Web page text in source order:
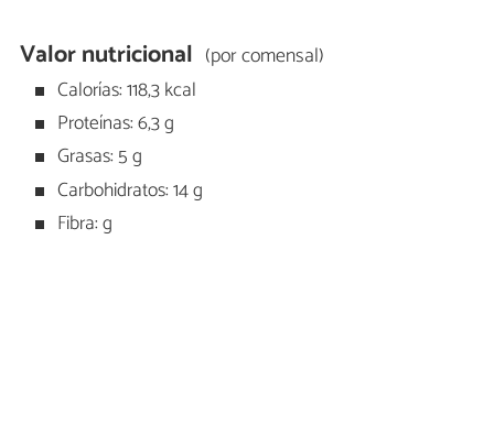
Valor nutricional (por comensal)
Calorías: 118,3 kcal
Proteínas: 6,3 g
Grasas: 5 g
Carbohidratos: 14 g
Fibra: g